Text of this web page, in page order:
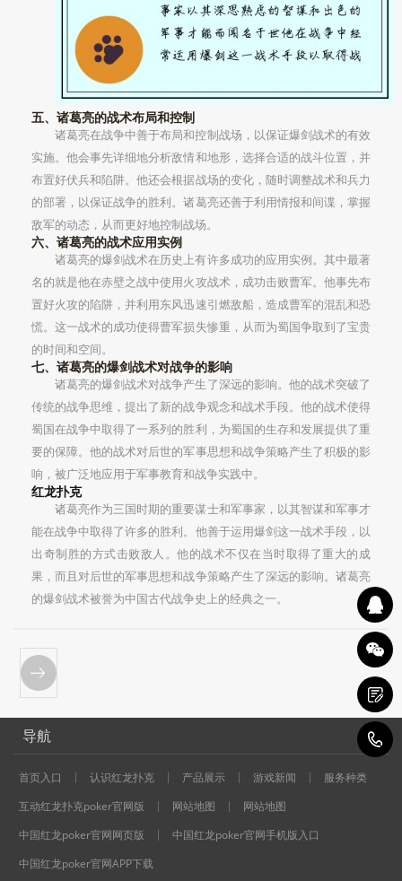
五、诸葛亮的战术布局和控制
诸葛亮在战争中善于布局和控制战场，以保证爆剑战术的有效
实施。他会事先详细地分析敌情和地形，选择合适的战斗位置，并
布置好伏兵和陷阱。他还会根据战场的变化，随时调整战术和兵力
的部署，以保证战争的胜利。诸葛亮还善于利用情报和间谍，掌握
敌军的动态，从而更好地控制战场。
六、诸葛亮的战术应用实例
诸葛亮的爆剑战术在历史上有许多成功的应用实例。其中最著
名的就是他在赤壁之战中使用火攻战术，成功击败曹军。他事先布
置好火攻的陷阱，并利用东风迅速引燃敌船，造成曹军的混乱和恐
慌。这一战术的成功使得曹军损失惨重，从而为蜀国争取到了宝贵
的时间和空间。
七、诸葛亮的爆剑战术对战争的影响
诸葛亮的爆剑战术对战争产生了深远的影响。他的战术突破了
传统的战争思维，提出了新的战争观念和战术手段。他的战术使得
蜀国在战争中取得了一系列的胜利，为蜀国的生存和发展提供了重
要的保障。他的战术对后世的军事思想和战争策略产生了积极的影
响，被广泛地应用于军事教育和战争实践中。
红龙扑克
诸葛亮作为三国时期的重要谋士和军事家，以其智谋和军事才
能在战争中取得了许多的胜利。他善于运用爆剑这一战术手段，以
出奇制胜的方式击败敌人。他的战术不仅在当时取得了重大的成
果，而且对后世的军事思想和战争策略产生了深远的影响。诸葛亮
的爆剑战术被誉为中国古代战争史上的经典之一。
导航
首页入口 认识红龙扑克 产品展示 游戏新闻
服务种类
互动红龙扑克poker官网版
网站地图
网站地图
中国红龙poker官网网页版
中国红龙poker官网手机版入口
中国红龙poker官网APP下载